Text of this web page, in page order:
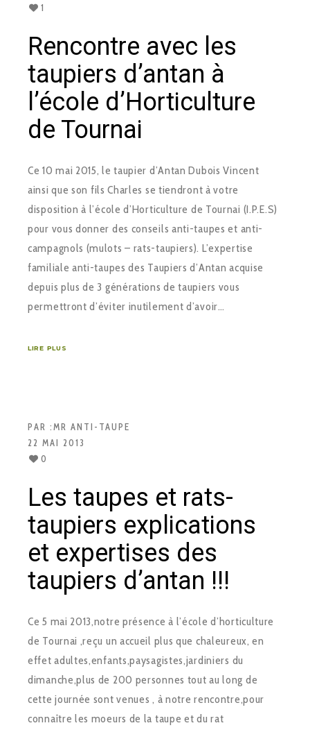
1
Rencontre avec les
taupiers d’antan à
l’école d’Horticulture
de Tournai
Ce 10 mai 2015, le taupier d’Antan Dubois Vincent
ainsi que son fils Charles se tiendront à votre
disposition à l’école d’Horticulture de Tournai (I.P.E.S)
pour vous donner des conseils anti-taupes et anti-
campagnols (mulots – rats-taupiers). L’expertise
familiale anti-taupes des Taupiers d’Antan acquise
depuis plus de 3 générations de taupiers vous
permettront d’éviter inutilement d’avoir…
LIRE PLUS
PAR :MR ANTI-TAUPE
22 MAI 2013
0
Les taupes et rats-
taupiers explications
et expertises des
taupiers d’antan !!!
Ce 5 mai 2013,notre présence à l’école d’horticulture
de Tournai ,reçu un accueil plus que chaleureux, en
effet adultes,enfants,paysagistes,jardiniers du
dimanche,plus de 200 personnes tout au long de
cette journée sont venues , à notre rencontre,pour
connaître les moeurs de la taupe et du rat